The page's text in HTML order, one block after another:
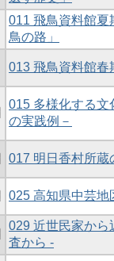
011 飛鳥資料館夏
鳥の路」
013 飛鳥資料館春
015 多様化する
の実践例－
017 明日香村所蔵
025 高知県中芸地
029 近世民家から
査から -